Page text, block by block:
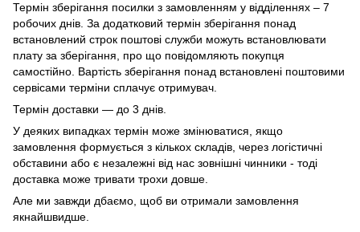
Термін зберігання посилки з замовленням у відділеннях – 7
робочих днів. За додатковий термін зберігання понад
встановлений строк поштові служби можуть встановлювати
плату за зберігання, про що повідомляють покупця
самостійно. Вартість зберігання понад вcтановлені поштовими
сервісами терміни сплачує отримувач.
Термін доставки — до 3 днів.
У деяких випадках термін може змінюватися, якщо
замовлення формується з кількох складів, через логістичні
обставини або є незалежні від нас зовнішні чинники - тоді
доставка може тривати трохи довше.
Але ми завжди дбаємо, щоб ви отримали замовлення
якнайшвидше.